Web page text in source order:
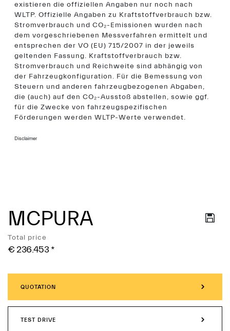
existieren die offiziellen Angaben nur noch nach
WLTP. Offizielle Angaben zu Kraftstoffverbrauch bzw.
Stromverbrauch und CO₂-Emissionen wurden nach
dem vorgeschriebenen Messverfahren ermittelt und
entsprechen der VO (EU) 715/2007 in der jeweils
geltenden Fassung. Kraftstoffverbrauch bzw.
Stromverbrauch und Reichweite sind abhängig von
der Fahrzeugkonfiguration. Für die Bemessung von
Steuern und anderen fahrzeugbezogenen Abgaben,
die (auch) auf den CO₂-Ausstoß abstellen, sowie ggf.
für die Zwecke von fahrzeugspezifischen
Förderungen werden WLTP-Werte verwendet.
Disclaimer
Services
MCPURA
Total price
€ 236.453*
QUOTATION
TEST DRIVE